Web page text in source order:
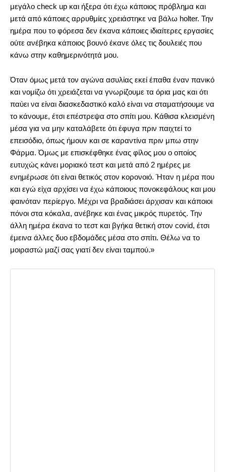
μεγάλο check up και ήξερα ότι έχω κάποιος πρόβλημα και
μετά από κάποιες αρρυθμίες χρειάστηκε να βάλω holter. Την
ημέρα που το φόρεσα δεν έκανα κάποιες ιδιαίτερες εργασίες
ούτε ανέβηκα κάποιος βουνό έκανε όλες τις δουλειές που
κάνω στην καθημερινότητά μου.
Όταν όμως μετά τον αγώνα ασυλίας εκεί έπαθα έναν πανικό
και νομίζω ότι χρειάζεται να γνωρίζουμε τα όρια μας και ότι
παύει να είναι διασκεδαστικό καλό είναι να σταματήσουμε να
το κάνουμε, έτσι επέστρεψα στο σπίτι μου. Κάθισα κλεισμένη
μέσα για να μην καταλάβετε ότι έφυγα πριν παιχτεί το
επεισόδιο, όπως ήμουν και σε καραντίνα πριν μπω στην
Φάρμα. Όμως με επισκέφθηκε ένας φίλος μου ο οποίος
ευτυχώς κάνει μοριακό τεστ και μετά από 2 ημέρες με
ενημέρωσε ότι είναι θετικός στον κορονοιό. Ήταν η μέρα που
και εγώ είχα αρχίσει να έχω κάποιους πονοκεφάλους και μου
φαινόταν περίεργο. Μέχρι να βραδιάσει άρχισαν και κάποιοι
πόνοι στα κόκαλα, ανέβηκε και ένας μικρός πυρετός. Την
άλλη ημέρα έκανα το τεστ και βγήκα θετική στον covid, έτσι
έμεινα άλλες δυο εβδομάδες μέσα στο σπίτι. Θέλω να το
μοιραστώ μαζί σας γιατί δεν είναι ταμπού.»